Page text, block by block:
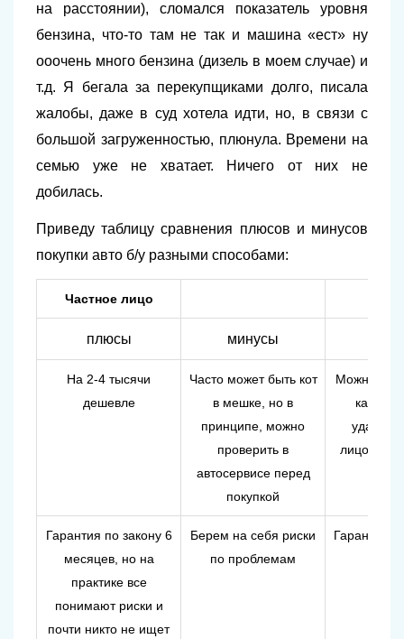
на расстоянии), сломался показатель уровня
бензина, что-то там не так и машина «ест» ну
ооочень много бензина (дизель в моем случае) и
т.д. Я бегала за перекупщиками долго, писала
жалобы, даже в суд хотела идти, но, в связи с
большой загруженностью, плюнула. Времени на
семью уже не хватает. Ничего от них не
добилась.
Приведу таблицу сравнения плюсов и минусов
покупки авто б/у разными способами:
Частное лицо
плюсы минусы
На 2-4 тысячи
дешевле
Часто может быть кот
в мешке, но в
принципе, можно
проверить в
автосервисе перед
покупкой
Можно
как не
ударить
лицом
Гарантия по закону 6
месяцев, но на
практике все
понимают риски и
почти никто не ищет
Берем на себя риски
по проблемам
Гарантия